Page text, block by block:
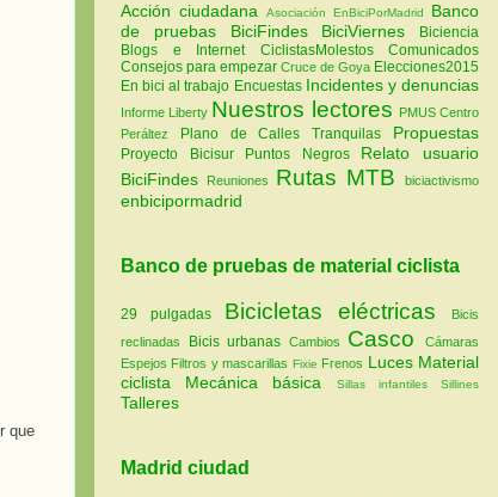
que
Acción ciudadana Asociación EnBiciPorMadrid
Banco
de pruebas
BiciFindes BiciViernes
Biciencia
Blogs e Internet
CiclistasMolestos
Comunicados
Consejos para empezar Cruce de Goya Elecciones2015
En bici al trabajo Encuestas Incidentes y denuncias
Informe Liberty Nuestros lectores
PMUS Centro
Peráltez
Plano de Calles Tranquilas Propuestas
Proyecto Bicisur Puntos Negros
Relato usuario
BiciFindes
Reuniones Rutas MTB biciactivismo
enbicipormadrid
Banco de pruebas de material ciclista
29 pulgadas Bicicletas eléctricas
Bicis
reclinadas
Bicis urbanas Cambios Casco
Cámaras
Espejos Filtros y mascarillas Fixie Frenos Luces Material
ciclista
Mecánica básica Sillas infantiles Sillines
Talleres
Madrid ciudad